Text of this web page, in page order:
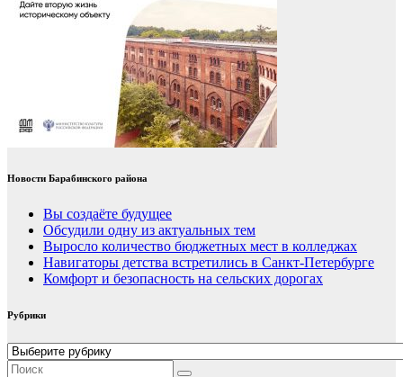
Новости Барабинского района
Вы создаёте будущее
Обсудили одну из актуальных тем
Выросло количество бюджетных мест в колледжах
Навигаторы детства встретились в Санкт-Петербурге
Комфорт и безопасность на сельских дорогах
Рубрики
Рубрики